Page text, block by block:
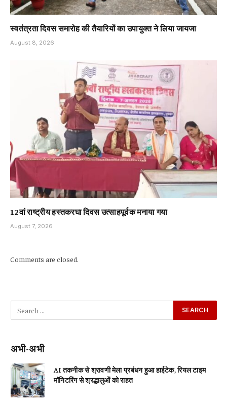
स्वतंत्रता दिवस समारोह की तैयारियों का उपायुक्त ने लिया जायजा
August 8, 2026
12वां राष्ट्रीय हस्तकरघा दिवस उत्साहपूर्वक मनाया गया
August 7, 2026
Comments are closed.
अभी-अभी
AI तकनीक से श्रावणी मेला प्रबंधन हुआ हाईटेक, रियल टाइम
मॉनिटरिंग से श्रद्धालुओं को राहत